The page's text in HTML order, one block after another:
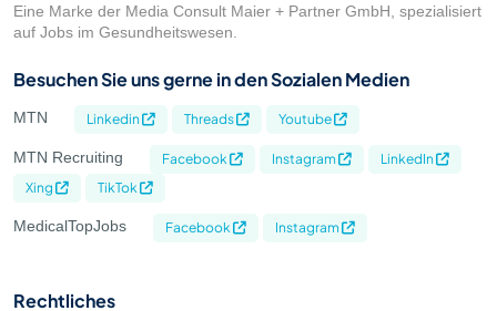
Eine Marke der Media Consult Maier + Partner GmbH, spezialisiert
auf Jobs im Gesundheitswesen.
Besuchen Sie uns gerne in den Sozialen Medien
MTN Linkedin Threads Youtube
MTN Recruiting Facebook Instagram
LinkedIn
Xing
TikTok
MedicalTopJobs Facebook Instagram
Rechtliches